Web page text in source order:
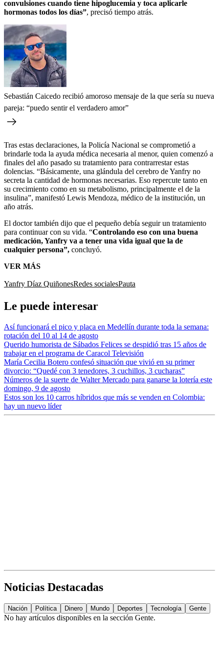
convulsiones cuando tiene hipoglucemia y toca aplicarle
hormonas todos los días”, precisó tiempo atrás.
Sebastián Caicedo recibió amoroso mensaje de la que sería su nueva
pareja: “puedo sentir el verdadero amor”
Tras estas declaraciones, la Policía Nacional se comprometió a
brindarle toda la ayuda médica necesaria al menor, quien comenzó a
finales del año pasado su tratamiento para contrarrestar estas
dolencias. “Básicamente, una glándula del cerebro de Yanfry no
secreta la cantidad de hormonas necesarias. Eso repercute tanto en
su crecimiento como en su metabolismo, principalmente el de la
insulina”, manifestó Lewis Mendoza, médico de la institución, un
año atrás.
El doctor también dijo que el pequeño debía seguir un tratamiento
para continuar con su vida. “Controlando eso con una buena
medicación, Yanfry va a tener una vida igual que la de
cualquier persona”, concluyó.
VER MÁS
Yanfry Díaz QuiñonesRedes socialesPauta
Le puede interesar
Así funcionará el pico y placa en Medellín durante toda la semana:
rotación del 10 al 14 de agosto
Querido humorista de Sábados Felices se despidió tras 15 años de
trabajar en el programa de Caracol Televisión
María Cecilia Botero confesó situación que vivió en su primer
divorcio: “Quedé con 3 tenedores, 3 cuchillos, 3 cucharas”
Números de la suerte de Walter Mercado para ganarse la lotería este
domingo, 9 de agosto
Estos son los 10 carros híbridos que más se venden en Colombia:
hay un nuevo líder
Noticias Destacadas
Nación Política Dinero Mundo Deportes Tecnología Gente
No hay artículos disponibles en la sección Gente.